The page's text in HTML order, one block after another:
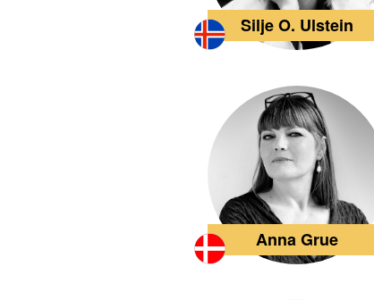
Silje O. Ulstein
Anna Grue